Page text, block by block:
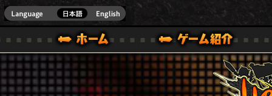
ONE VER.]
ガイド
ル｜HAPPY WARS(ハッピーウォーズ)公式サイト [ XBOX 360,XBOX ONE VER.]
サポート | HAPPY WARS(ハッピーウォーズ)公式サイ